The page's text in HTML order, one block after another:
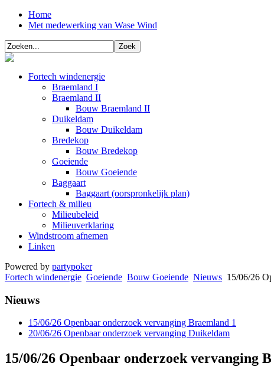
Home
Met medewerking van Wase Wind
Fortech windenergie
Braemland I
Braemland II
Bouw Braemland II
Duikeldam
Bouw Duikeldam
Bredekop
Bouw Bredekop
Goeiende
Bouw Goeiende
Baggaart
Baggaart (oorspronkelijk plan)
Fortech & milieu
Milieubeleid
Milieuverklaring
Windstroom afnemen
Linken
Powered by partypoker
Fortech windenergie Goeiende Bouw Goeiende Nieuws 15/06/26
Nieuws
15/06/26 Openbaar onderzoek vervanging Braemland 1
20/06/26 Openbaar onderzoek vervanging Duikeldam
15/06/26 Openbaar onderzoek vervanging